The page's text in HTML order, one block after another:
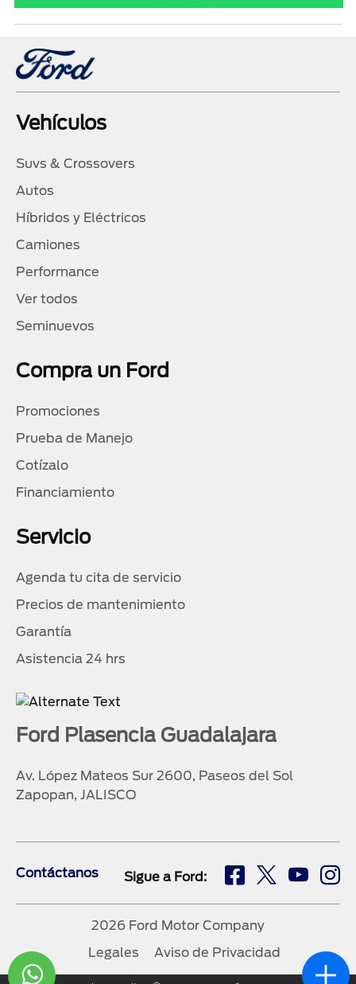
Vehículos
Suvs & Crossovers
Autos
Híbridos y Eléctricos
Camiones
Performance
Ver todos
Seminuevos
Compra un Ford
Promociones
Prueba de Manejo
Cotízalo
Financiamiento
Servicio
Agenda tu cita de servicio
Precios de mantenimiento
Garantía
Asistencia 24 hrs
Ford Plasencia Guadalajara
Av. López Mateos Sur 2600, Paseos del Sol
Zapopan, JALISCO
Contáctanos Sigue a Ford:
2026 Ford Motor Company
Legales
Aviso de Privacidad